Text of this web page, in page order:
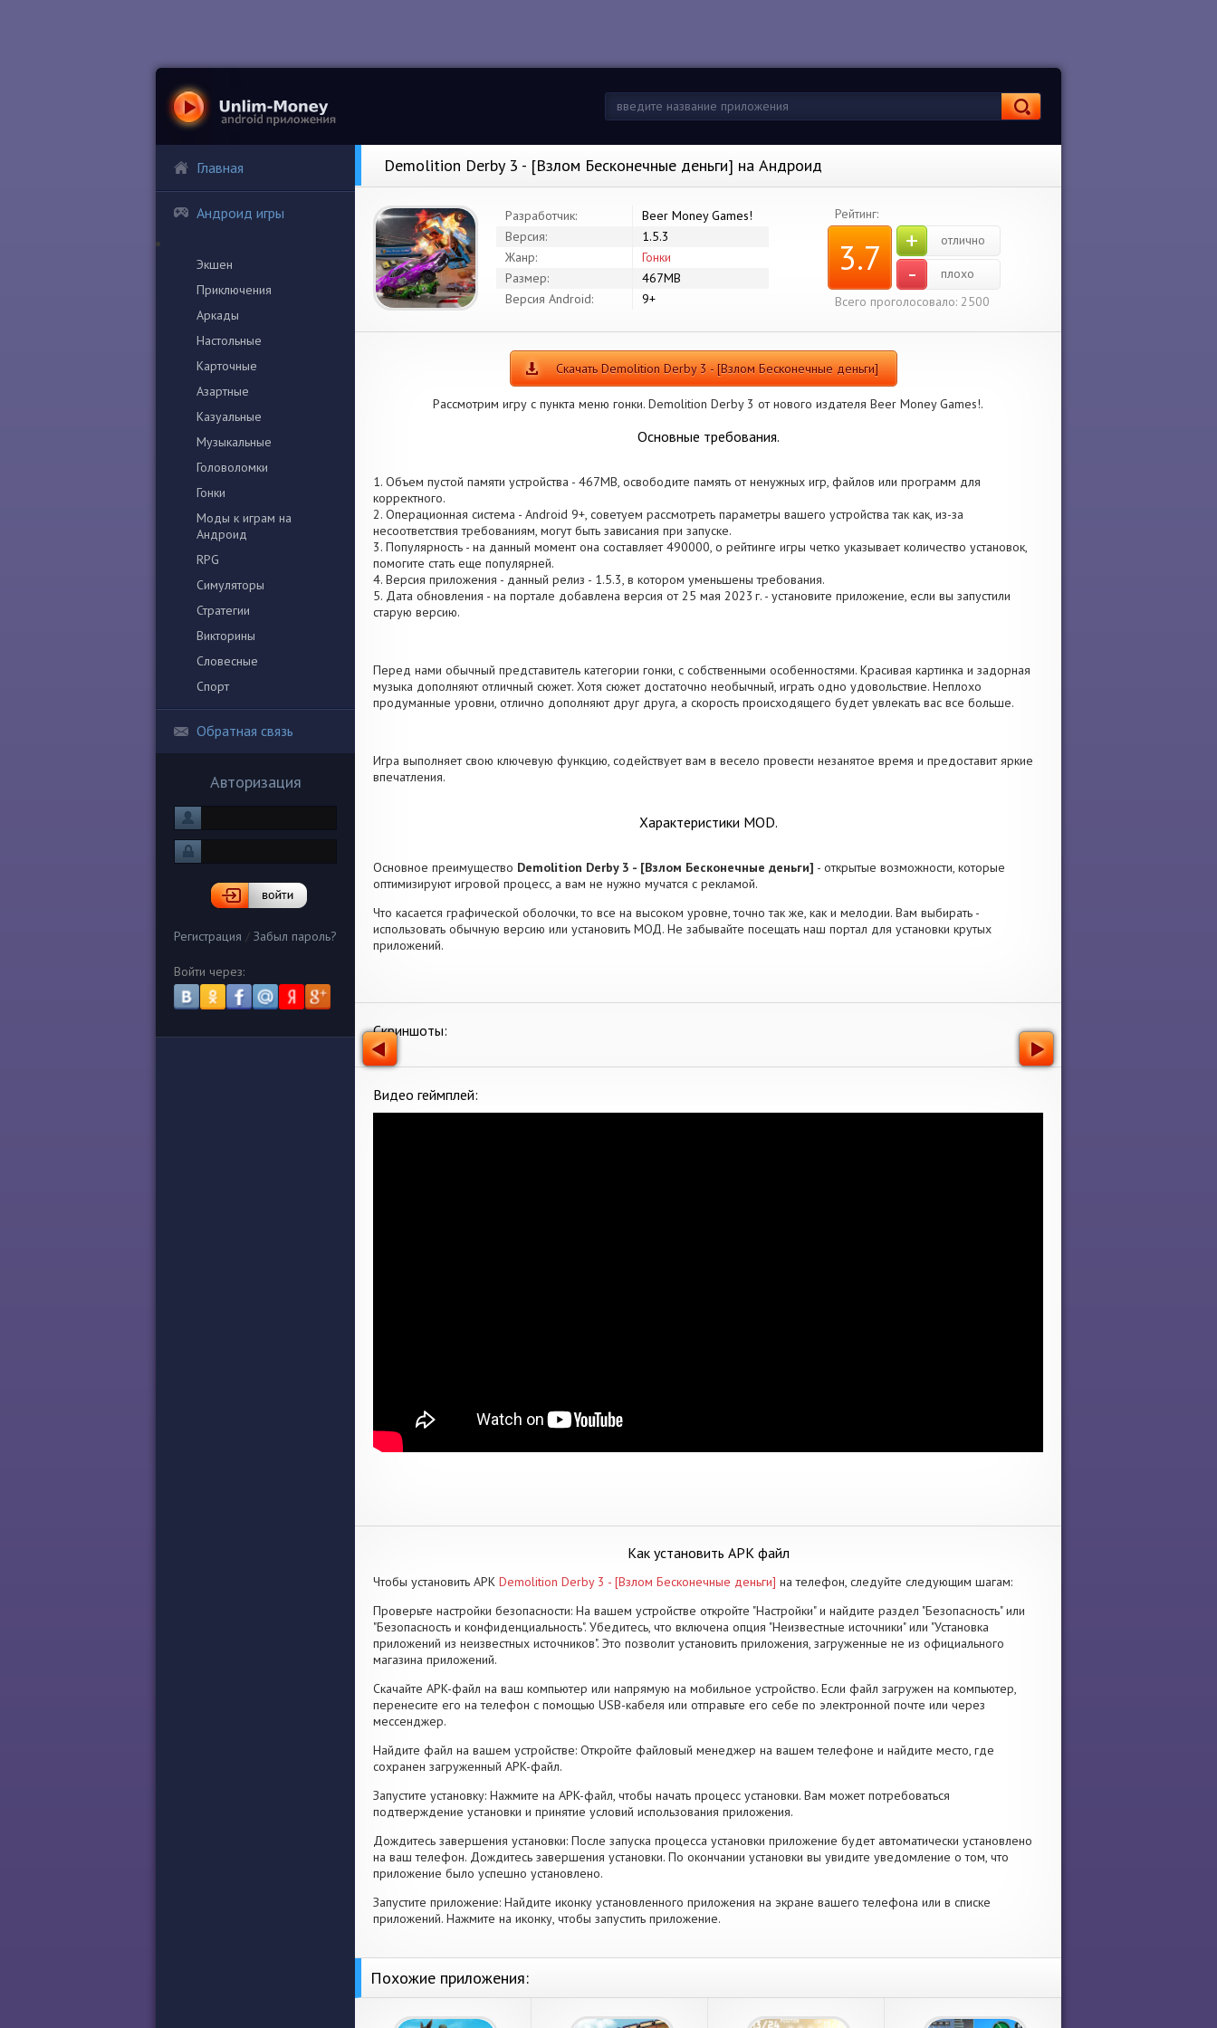
Главная
Андроид игры
Экшен
Приключения
Аркады
Настольные
Карточные
Азартные
Казуальные
Музыкальные
Головоломки
Гонки
Моды к играм на
Андроид
RPG
Симуляторы
Стратегии
Викторины
Словесные
Спорт
Обратная связь
Авторизация
Регистрация / Забыл пароль?
Войти через:
Demolition Derby 3 - [Взлом Бесконечные деньги] на Андроид
Разработчик:
Beer Money Games!
Версия:
1.5.3
Жанр:
Гонки
Размер:
467MB
Версия Android:
9+
Рейтинг:
3.7 + отлично
-
плохо
Всего проголосовало: 2500
Скачать Demolition Derby 3 - [Взлом Бесконечные деньги]
Рассмотрим игру с пункта меню гонки. Demolition Derby 3 от нового издателя Beer Money Games!.
Основные требования.
1. Объем пустой памяти устройства - 467MB, освободите память от ненужных игр, файлов или программ для
корректного.
2. Операционная система - Android 9+, советуем рассмотреть параметры вашего устройства так как, из-за
несоответствия требованиям, могут быть зависания при запуске.
3. Популярность - на данный момент она составляет 490000, о рейтинге игры четко указывает количество установок,
помогите стать еще популярней.
4. Версия приложения - данный релиз - 1.5.3, в котором уменьшены требования.
5. Дата обновления - на портале добавлена версия от 25 мая 2023 г. - установите приложение, если вы запустили
старую версию.
Перед нами обычный представитель категории гонки, с собственными особенностями. Красивая картинка и задорная
музыка дополняют отличный сюжет. Хотя сюжет достаточно необычный, играть одно удовольствие. Неплохо
продуманные уровни, отлично дополняют друг друга, а скорость происходящего будет увлекать вас все больше.
Игра выполняет свою ключевую функцию, содействует вам в весело провести незанятое время и предоставит яркие
впечатления.
Характеристики MOD.
Основное преимущество Demolition Derby 3 - [Взлом Бесконечные деньги] - открытые возможности, которые
оптимизируют игровой процесс, а вам не нужно мучатся с рекламой.
Что касается графической оболочки, то все на высоком уровне, точно так же, как и мелодии. Вам выбирать -
использовать обычную версию или установить МОД. Не забывайте посещать наш портал для установки крутых
приложений.
Скриншоты:
Видео геймплей:
Как установить APK файл
Чтобы установить APK Demolition Derby 3 - [Взлом Бесконечные деньги] на телефон, следуйте следующим шагам:
Проверьте настройки безопасности: На вашем устройстве откройте "Настройки" и найдите раздел "Безопасность" или
"Безопасность и конфиденциальность". Убедитесь, что включена опция "Неизвестные источники" или "Установка
приложений из неизвестных источников". Это позволит установить приложения, загруженные не из официального
магазина приложений.
Скачайте APK-файл на ваш компьютер или напрямую на мобильное устройство. Если файл загружен на компьютер,
перенесите его на телефон с помощью USB-кабеля или отправьте его себе по электронной почте или через
мессенджер.
Найдите файл на вашем устройстве: Откройте файловый менеджер на вашем телефоне и найдите место, где
сохранен загруженный APK-файл.
Запустите установку: Нажмите на APK-файл, чтобы начать процесс установки. Вам может потребоваться
подтверждение установки и принятие условий использования приложения.
Дождитесь завершения установки: После запуска процесса установки приложение будет автоматически установлено
на ваш телефон. Дождитесь завершения установки. По окончании установки вы увидите уведомление о том, что
приложение было успешно установлено.
Запустите приложение: Найдите иконку установленного приложения на экране вашего телефона или в списке
приложений. Нажмите на иконку, чтобы запустить приложение.
Похожие приложения: